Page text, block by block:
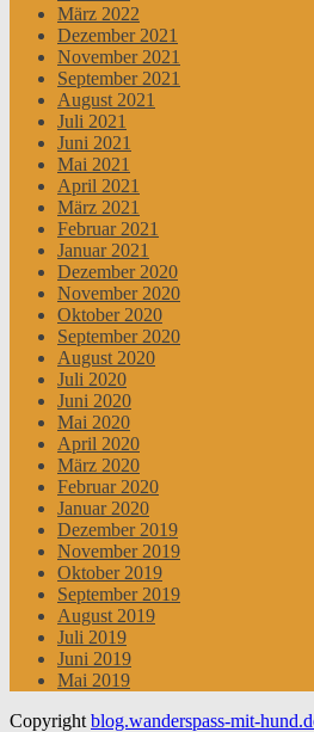
März 2022
Dezember 2021
November 2021
September 2021
August 2021
Juli 2021
Juni 2021
Mai 2021
April 2021
März 2021
Februar 2021
Januar 2021
Dezember 2020
November 2020
Oktober 2020
September 2020
August 2020
Juli 2020
Juni 2020
Mai 2020
April 2020
März 2020
Februar 2020
Januar 2020
Dezember 2019
November 2019
Oktober 2019
September 2019
August 2019
Juli 2019
Juni 2019
Mai 2019
Copyright blog.wanderspass-mit-